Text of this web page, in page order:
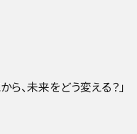
ら、未来をどう変える？」